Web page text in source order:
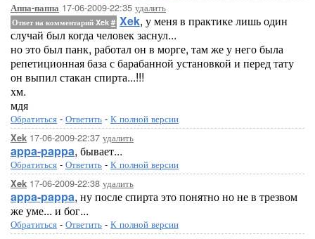
Аппа-паппа 17-06-2009-22:35 удалить
Ответ на комментарий Xek # Xek, у меня в практике лишь один
случай был когда человек заснул...
но это был панк, работал он в морге, там же у него была
репетиционная база с барабанной установкой и перед тату
он выпил стакан спирта...!!!
хм.
мдя
Обратиться - Ответить - К полной версии
Xek 17-06-2009-22:37 удалить
appa-pappa, бывает...
Обратиться - Ответить - К полной версии
Xek 17-06-2009-22:38 удалить
appa-pappa, ну после спирта это понятно но не в трезвом
же уме... и бог...
Обратиться - Ответить - К полной версии